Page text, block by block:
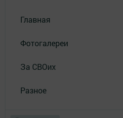
Главная
Фотогалереи
За СВОих
Разное